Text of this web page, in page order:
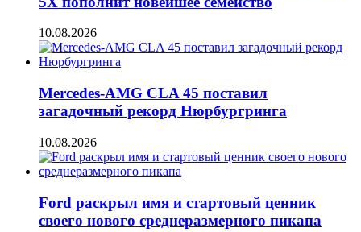
10.08.2026
Mercedes-AMG CLA 45 поставил
загадочный рекорд Нюрбургринга
10.08.2026
Ford раскрыл имя и стартовый ценник
своего нового среднеразмерного пикапа